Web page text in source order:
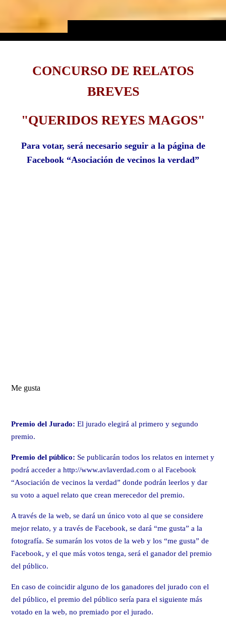
CONCURSO DE RELATOS
BREVES
"QUERIDOS REYES MAGOS"
Para votar, será necesario seguir a la página de
Facebook “Asociación de vecinos la verdad”
Me gusta
Premio del Jurado:El jurado elegirá al primero y segundo
premio.
Premio del público: Se publicarán todos los relatos en internet y
podrá acceder a http://www.avlaverdad.com o al Facebook
“Asociación de vecinos la verdad” donde podrán leerlos y dar
su voto a aquel relato que crean merecedor del premio.
A través de la web, se dará un único voto al que se considere
mejor relato, y a través de Facebook, se dará “me gusta” a la
fotografía. Se sumarán los votos de la web y los “me gusta” de
Facebook, y el que más votos tenga, será el ganador del premio
del público.
En caso de coincidir alguno de los ganadores del jurado con el
del público, el premio del público sería para el siguiente más
votado en la web, no premiado por el jurado.